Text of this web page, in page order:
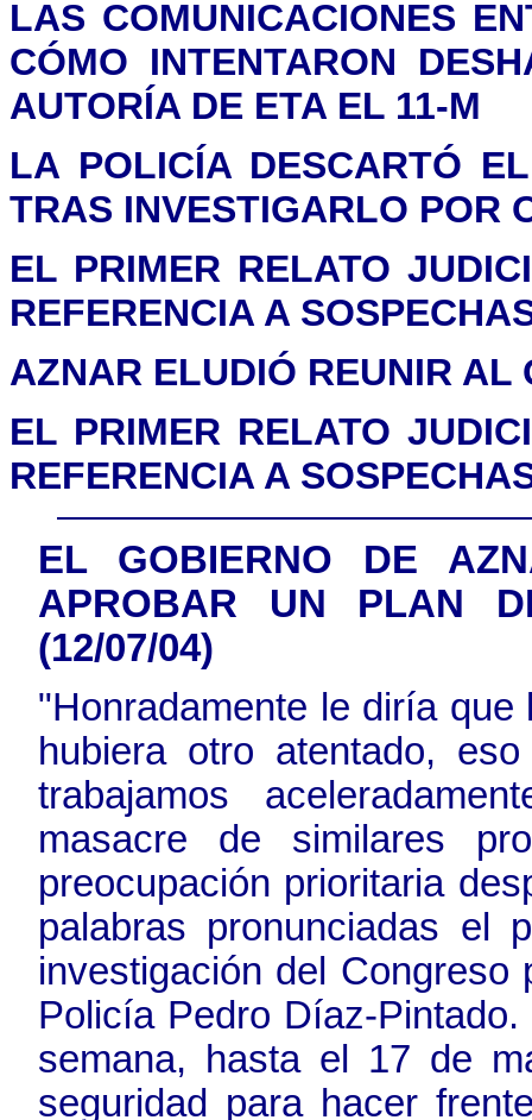
LAS COMUNICACIONES
CÓMO INTENTARON
AUTORÍA DE ETA EL 11-M
LA POLICÍA DESCARTÓ
TRAS INVESTIGARLO POR
EL PRIMER RELATO
REFERENCIA A
AZNAR ELUDIÓ REUNIR AL
EL PRIMER RELATO
REFERENCIA A
EL GOBIERNO DE
APROBAR UN PLAN
(12/07/04)
"Honradamente le diría
hubiera otro atentado,
trabajamos
masacre de similares
preocupación prioritaria
palabras pronunciadas el
investigación del
Policía Pedro Díaz-
semana, hasta el 17 de
seguridad para hacer